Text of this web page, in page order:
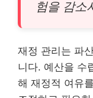
험을 감소
재정 관리는 파
니다. 예산을 수
해 재정적 여유